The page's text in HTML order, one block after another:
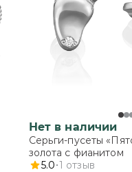
Нет в наличии
Серьги-пусеты
золота с фианитом
5.0 1 отзыв